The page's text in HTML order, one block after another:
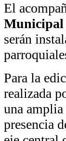
El
Municipal
serán
Para la
realizada
una
presencia